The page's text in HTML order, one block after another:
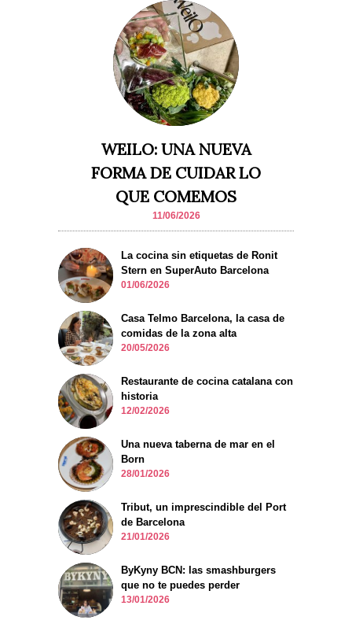
WEILO: UNA NUEVA
FORMA DE CUIDAR LO
QUE COMEMOS
11/06/2026
La cocina sin etiquetas de Ronit
Stern en SuperAuto Barcelona
01/06/2026
Casa Telmo Barcelona, la casa de
comidas de la zona alta
20/05/2026
Restaurante de cocina catalana con
historia
12/02/2026
Una nueva taberna de mar en el
Born
28/01/2026
Tribut, un imprescindible del Port
de Barcelona
21/01/2026
ByKyny BCN: las smashburgers
que no te puedes perder
13/01/2026
personalizados.